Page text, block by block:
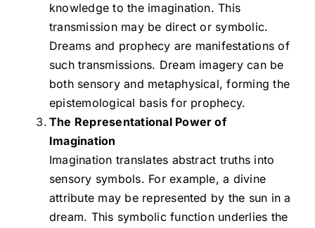
knowledge to the imagination. This
transmission may be direct or symbolic.
Dreams and prophecy are manifestations of
such transmissions. Dream imagery can be
both sensory and metaphysical, forming the
epistemological basis for prophecy.
The Representational Power of
Imagination
Imagination translates abstract truths into
sensory symbols. For example, a divine
attribute may be represented by the sun in a
dream. This symbolic function underlies the